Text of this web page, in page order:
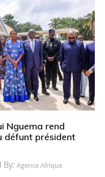
Nguema rend
défunt président
By: Agence Afrique